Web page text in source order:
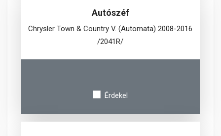
Autószéf
Chrysler Town & Country V. (Automata) 2008-2016
/2041R/
Érdekel